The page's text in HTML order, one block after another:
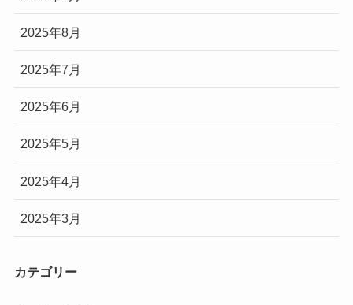
2025年8月
2025年7月
2025年6月
2025年5月
2025年4月
2025年3月
カテゴリー